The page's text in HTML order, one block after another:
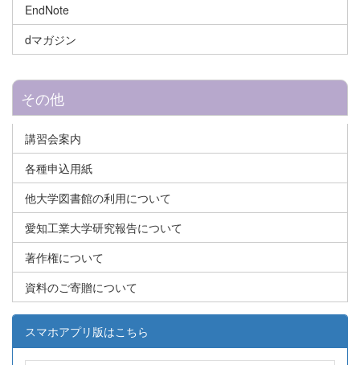
EndNote
dマガジン
その他
講習会案内
各種申込用紙
他大学図書館の利用について
愛知工業大学研究報告について
著作権について
資料のご寄贈について
スマホアプリ版はこちら